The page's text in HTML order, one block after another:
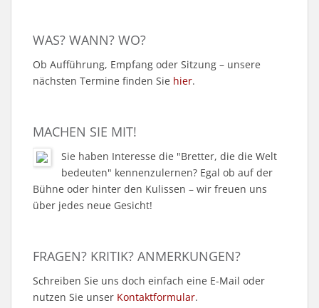
WAS? WANN? WO?
Ob Aufführung, Empfang oder Sitzung – unsere
nächsten Termine finden Sie hier.
MACHEN SIE MIT!
Sie haben Interesse die "Bretter, die die Welt
bedeuten" kennenzulernen? Egal ob auf der
Bühne oder hinter den Kulissen – wir freuen uns
über jedes neue Gesicht!
FRAGEN? KRITIK? ANMERKUNGEN?
Schreiben Sie uns doch einfach eine E-Mail oder
nutzen Sie unser Kontaktformular.